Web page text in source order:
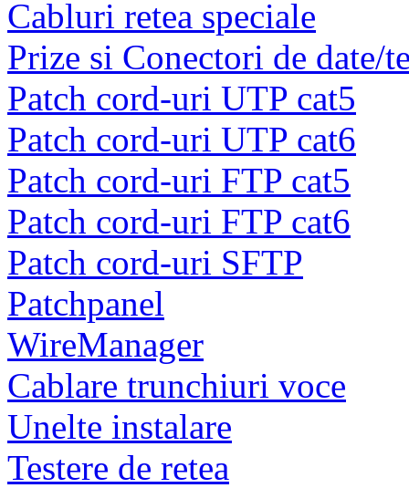
Cabluri retea speciale
Prize si Conectori de date/
Patch cord-uri UTP cat5
Patch cord-uri UTP cat6
Patch cord-uri FTP cat5
Patch cord-uri FTP cat6
Patch cord-uri SFTP
Patchpanel
WireManager
Cablare trunchiuri voce
Unelte instalare
Testere de retea